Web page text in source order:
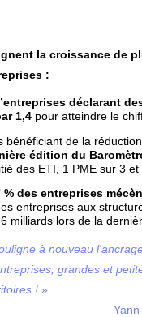
la croissance de
:
déclarant
1,4 pour atteindre le
bénéficiant de la
édition du
des ETI, 1 PME sur 3
% des entreprises
entreprises aux
milliards lors de la
à nouveau
grandes et
! »